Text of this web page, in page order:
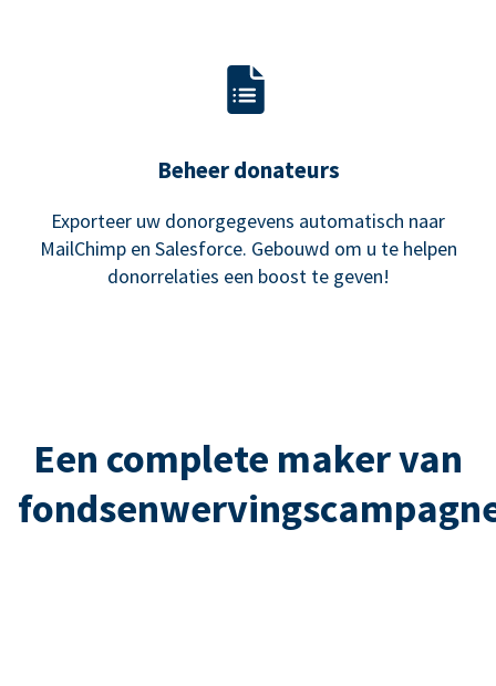
Beheer donateurs
Exporteer uw donorgegevens automatisch naar
MailChimp en Salesforce. Gebouwd om u te helpen
donorrelaties een boost te geven!
Een complete maker van